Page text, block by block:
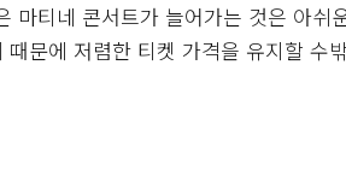
티네 콘서트가 늘어가는 것은 아쉬
문에 저렴한 티켓 가격을 유지할 수